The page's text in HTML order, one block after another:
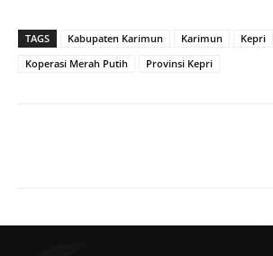
TAGS Kabupaten Karimun Karimun
Kepri
Koperasi Merah Putih
Provinsi Kepri